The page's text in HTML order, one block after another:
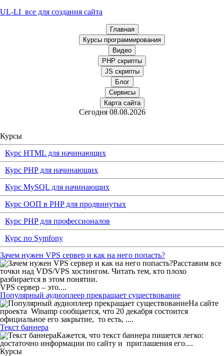
UL-LI все для создания сайта
Главная
Курсы программирования
Видео
PHP скрипты
JS скрипты
Блог
Сервисы
Карта сайта
Сегодня 08.08.2026
Курсы
Курс HTML для начинающих
Курс PHP для начинающих
Курс MySQL для начинающих
Курс ООП в PHP для продвинутых
Курс PHP для профессионалов
Курс по Symfony
Зачем нужен VPS сервер и как на него попасть?
Расставим все
точки над VDS/VPS хостингом. Читать тем, кто плохо
разбирается в этом понятии.
VPS сервер – это....
Популярный аудиоплеер прекращает существование
На сайте
проекта Winamp сообщается, что 20 декабря состоится
официальное его закрытие, то есть, ....
Текст баннера
Кажется, что текст баннера пишется легко:
достаточно информации по сайту и приглашения его....
Курсы